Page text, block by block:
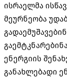
ისრაელმა
მეურნეობა
ენერგიის
განახლებადი